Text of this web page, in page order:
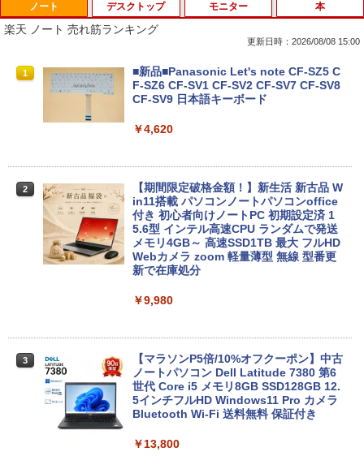
Anker Soundcore P40i オフホワイト
￥7,990
Anker Soundcore Liberty 5 ミッドナイトブ
ラック
￥14,990
るーとゅーす コードレス ENCノイズキャン
セリング 自動ペアリング Type-C充電 マイク
付き 防水 タッチ式音量調整 スポーツ/通勤/通
学/WEB会議(ホワイト)
￥1,964
BRUCE WAYNE feat. Flo Milli, ATL Jacob
[Explicit]
[Explicit]
On My Road (Stadium ver.)
￥250
BUGS LIFE
￥250
by Amazon 天然水 ラベルレス 500ml ×24本
富士山の天然水 バナジウム含有 水 ミネラル
ウォーター ペットボトル 静岡県産 500ミリリ
￥1,380
【Amazon.co.jp限定】 い・ろ・は・す 2L P
￥1,112
by Amazon 天然水ラベルレス 2L×9本
￥1,117
art Basic)
￥1,625
ベルレス 650mlPET×24本
薬屋のひとりごと 17巻 (デジタル版ビッグガ
ンガンコミックス)
エース)
ONE PIECE モノクロ版 115 (ジャンプコミッ
クスDIGITAL)
￥594
￥572
スーパーの裏でヤニ吸うふたり 9巻 (デジタル
版ビッグガンガンコミックス)
ノート
楽天 ノート 売れ筋ランキング
更新日時：2026/08/08 15:00
1
■新品■Panasonic Let's note CF-SZ5 C
F-SZ6 CF-SV1 CF-SV2 CF-SV7 CF-SV8
CF-SV9 日本語キーボード
￥4,620
2
【期間限定破格金額！】新生活 新古品 W
in11搭載 パソコンノートパソコンoffice
付き 初心者向けノートPC 初期設定済 1
5.6型 インテル高速CPU ランダムで発送
メモリ4GB～ 高速SSD1TB 最大 フルHD
Webカメラ zoom 軽量薄型 無線 型番更
新で在庫処分
￥9,980
3
【マラソンP5倍/10%オフクーポン】中古
ノートパソコン Dell Latitude 7380 第6
世代 Core i5 メモリ8GB SSD128GB 12.
5インチフルHD Windows11 Pro カメラ
Bluetooth Wi-Fi 送料無料 保証付き
￥13,800
デスクトップ モニター 本